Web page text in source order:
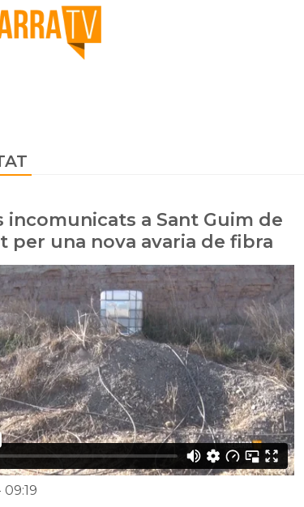
incomunicats a Sant Guim de
per una nova avaria de fibra
09:19